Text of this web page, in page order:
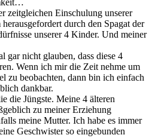
zeitgleichen Einschulung unserer
durch den Spagat der
unserer 4 Kinder. Und meiner
gar nicht glauben, dass diese 4
Wenn ich mir die Zeit nehme um
zu beobachten, dann bin ich einfach
dankbar.
die Jüngste. Meine 4 älteren
zu meiner Erziehung
meine Mutter. Ich habe es immer
Geschwister so eingebunden